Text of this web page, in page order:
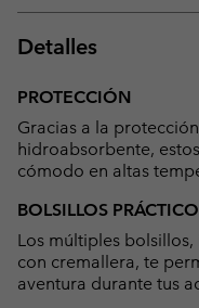
Detalles
PROTECCIÓN
Gracias a la
hidroabsorbente,
cómodo en altas
BOLSILLOS
Los múltiples
con cremallera, te
aventura durante tus